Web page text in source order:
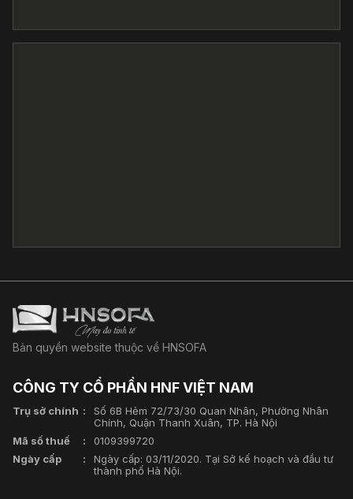
Bản quyền website thuộc về HNSOFA
CÔNG TY CỔ PHẦN HNF VIỆT NAM
Trụ sở chính
Số 6B Hẻm 72/73/30 Quan Nhân, Phường Nhân
Chính, Quận Thanh Xuân, TP. Hà Nội
Mã số thuế
0109399720
Ngày cấp
Ngày cấp: 03/11/2020. Tại Sở kế hoạch và đầu tư
thành phố Hà Nội.